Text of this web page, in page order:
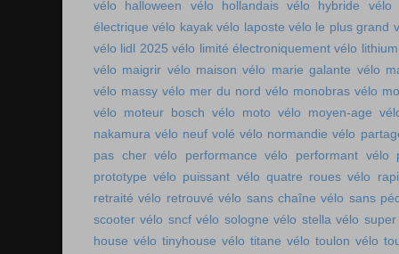
vélo halloween vélo hollandais vélo hybride
vélo
électrique vélo kayak vélo laposte vélo le plus grand
vélo lidl 2025 vélo limité électroniquement vélo lithium
vélo maigrir vélo maison vélo marie galante vélo
vélo massy vélo mer du nord vélo monobras vélo
vélo moteur bosch vélo moto vélo moyen-age
nakamura vélo neuf volé vélo normandie vélo
pas cher vélo performance vélo performant vélo
prototype vélo puissant vélo quatre roues vélo
retraité vélo retrouvé vélo sans chaîne vélo sans
scooter vélo sncf vélo sologne vélo stella vélo
house vélo tinyhouse vélo titane vélo toulon vélo